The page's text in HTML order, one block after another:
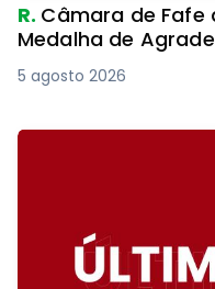
R. Câmara de Fafe
Medalha de
5 agosto 2026